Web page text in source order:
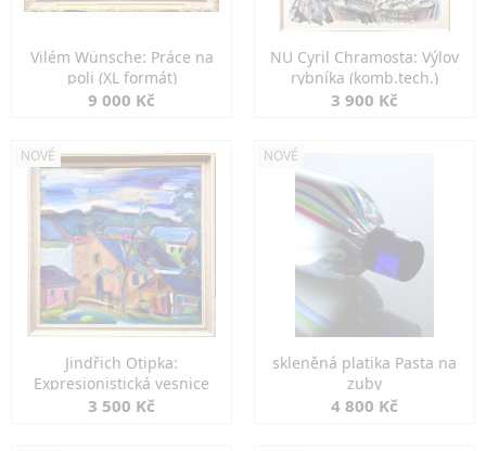
Vilém Wünsche: Práce na
poli (XL formát)
9 000 Kč
NU Cyril Chramosta: Výlov
rybníka (komb.tech.)
3 900 Kč
NOVÉ
Jindřich Otipka:
Expresionistická vesnice
3 500 Kč
NOVÉ
skleněná platika Pasta na
zuby
4 800 Kč